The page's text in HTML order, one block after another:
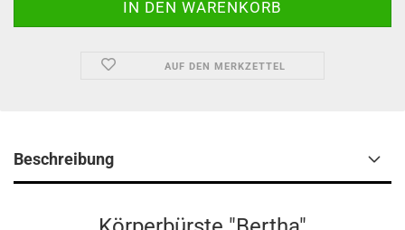
AUF DEN MERKZETTEL
Beschreibung